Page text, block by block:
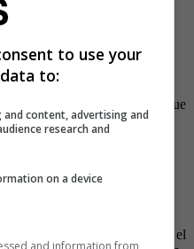
iba a retirarse, ante lo que
las habladurías y anunció
del año y el colombiano sigue
equipo.
habría recibido una oferta,
Víctor Hugo Peña en el
to use your
to:
content, advertising and
research and
on a device
and information from